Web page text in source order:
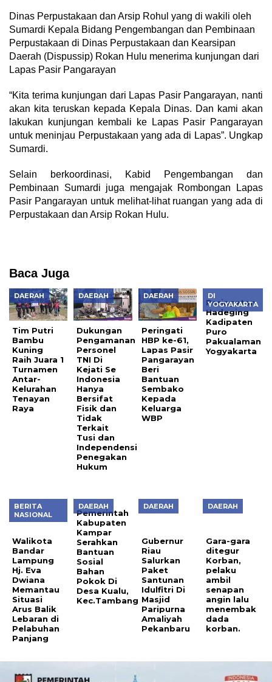
Dinas Perpustakaan dan Arsip Rohul yang di wakili oleh
Sumardi Kepala Bidang Pengembangan dan Pembinaan
Perpustakaan di Dinas Perpustakaan dan Kearsipan
Daerah (Dispussip) Rokan Hulu menerima kunjungan dari
Lapas Pasir Pangarayan
“Kita terima kunjungan dari Lapas Pasir Pangarayan, nanti
akan kita teruskan kepada Kepala Dinas. Dan kami akan
lakukan kunjungan kembali ke Lapas Pasir Pangarayan
untuk meninjau Perpustakaan yang ada di Lapas”. Ungkap
Sumardi.
Selain berkoordinasi, Kabid Pengembangan dan
Pembinaan Sumardi juga mengajak Rombongan Lapas
Pasir Pangarayan untuk melihat-lihat ruangan yang ada di
Perpustakaan dan Arsip Rokan Hulu.
Baca Juga
DAERAH
Tim Putri
Bambu
Kuning
Raih Juara 1
Turnamen
Antar-
Kelurahan
Tenayan
Raya
DAERAH
Dukungan
Pengamanan
Personel
TNI Di
Kejati Se
Indonesia
Hanya
Bersifat
Fisik dan
Tidak
Terkait
Tusi dan
Independensi
Penegakan
Hukum
DAERAH
Peringati
HBP ke-61,
Lapas Pasir
Pangarayan
Beri
Bantuan
Sembako
Kepada
Keluarga
WBP
DI
YOGYAKARTA
Peringatan
Hadeging
Kadipaten
Puro
Pakualaman
Yogyakarta
BERITA
NASIONAL
Walikota
Bandar
Lampung
Hj. Eva
Dwiana
Memantau
Situasi
Arus Balik
Lebaran di
Pelabuhan
Panjang
DAERAH
Pemerintah
Kabupaten
Kampar
Serahkan
Bantuan
Sosial
Bahan
Pokok Di
Desa Kualu,
Kec.Tambang
DAERAH
Gubernur
Riau
Salurkan
Paket
Santunan
Idulfitri Di
Masjid
Paripurna
Amaliyah
Pekanbaru
DAERAH
Gara-gara
ditegur
Korban,
pelaku
ambil
senapan
angin lalu
menembak
dada
korban.